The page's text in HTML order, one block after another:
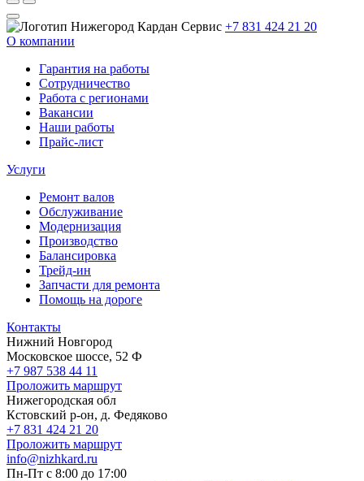
+7 831 424 21 20
О компании
Гарантия на работы
Сотрудничество
Работа с регионами
Вакансии
Наши работы
Прайс-лист
Услуги
Ремонт валов
Обслуживание
Модернизация
Производство
Балансировка
Трейд-ин
Запчасти для ремонта
Помощь на дороге
Контакты
Нижний Новгород
Московское шоссе, 52 Ф
+7 987 538 44 11
Проложить маршрут
Нижегородская обл
Кстовский р-он, д. Федяково
+7 831 424 21 20
Проложить маршрут
info@nizhkard.ru
Пн-Пт с 8:00 до 17:00